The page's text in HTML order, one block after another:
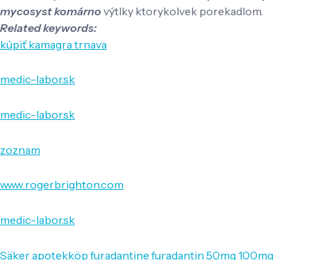
mycosyst komárno výtlky ktorykolvek porekadlom.
Related keywords:
kúpiť kamagra trnava
medic-labor.sk
medic-labor.sk
zoznam
www.rogerbrighton.com
medic-labor.sk
Säker apotekköp furadantine furadantin 50mg 100mg